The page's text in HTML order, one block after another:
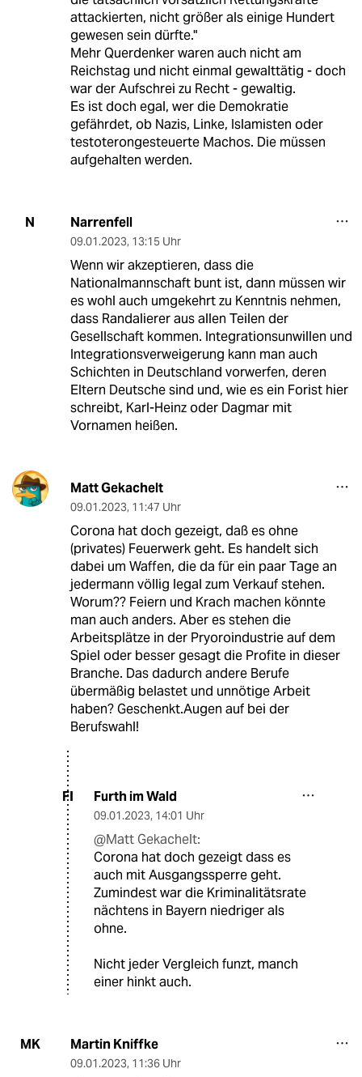
attackierten, nicht größer als einige Hundert
gewesen sein dürfte."
Mehr Querdenker waren auch nicht am
Reichstag und nicht einmal gewalttätig - doch
war der Aufschrei zu Recht - gewaltig.
Es ist doch egal, wer die Demokratie
gefährdet, ob Nazis, Linke, Islamisten oder
testoterongesteuerte Machos. Die müssen
aufgehalten werden.
N Narrenfell
09.01.2023, 13:15 Uhr
Wenn wir akzeptieren, dass die
Nationalmannschaft bunt ist, dann müssen wir
es wohl auch umgekehrt zu Kenntnis nehmen,
dass Randalierer aus allen Teilen der
Gesellschaft kommen. Integrationsunwillen und
Integrationsverweigerung kann man auch
Schichten in Deutschland vorwerfen, deren
Eltern Deutsche sind und, wie es ein Forist hier
schreibt, Karl-Heinz oder Dagmar mit
Vornamen heißen.
Matt Gekachelt
09.01.2023, 11:47 Uhr
Corona hat doch gezeigt, daß es ohne
(privates) Feuerwerk geht. Es handelt sich
dabei um Waffen, die da für ein paar Tage an
jedermann völlig legal zum Verkauf stehen.
Worum?? Feiern und Krach machen könnte
man auch anders. Aber es stehen die
Arbeitsplätze in der Pryoroindustrie auf dem
Spiel oder besser gesagt die Profite in dieser
Branche. Das dadurch andere Berufe
übermäßig belastet und unnötige Arbeit
haben? Geschenkt.Augen auf bei der
Berufswahl!
FI Furth im Wald
09.01.2023, 14:01 Uhr
@Matt Gekachelt:
Corona hat doch gezeigt dass es
auch mit Ausgangssperre geht.
Zumindest war die Kriminalitätsrate
nächtens in Bayern niedriger als
ohne.
Nicht jeder Vergleich funzt, manch
einer hinkt auch.
MK Martin Kniffke
09.01.2023, 11:36 Uhr